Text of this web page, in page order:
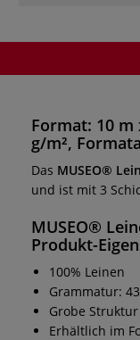
Format: 10 m
g/m²,
Das MUSEO®
und ist mit 3
MUSEO®
Produkt-
100% Leinen
Grammatur:
Grobe Struktur
Erhältlich im